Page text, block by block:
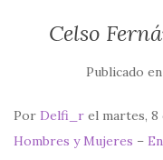
Celso
Publicado en
Por Delfi_r el martes, 8
Hombres y Mujeres –